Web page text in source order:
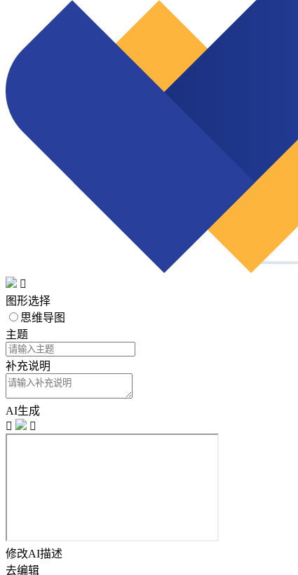

图形选择
思维导图
主题
补充说明
AI生成


修改AI描述
去编辑